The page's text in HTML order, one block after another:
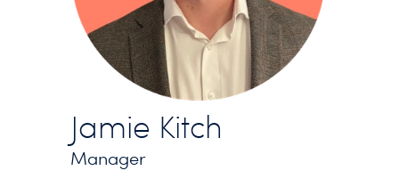
Jamie Kitch
Manager